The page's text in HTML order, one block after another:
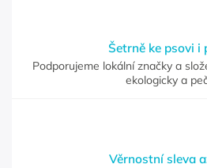
Šetrně ke psovi i
Podporujeme lokální značky a
ekologicky a
Věrnostní sleva